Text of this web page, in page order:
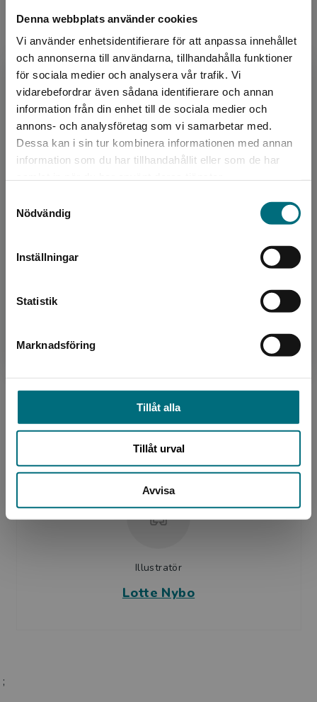
Denna webbplats använder cookies
Vi använder enhetsidentifierare för att anpassa innehållet
och annonserna till användarna, tillhandahålla funktioner
för sociala medier och analysera vår trafik. Vi
vidarebefordrar även sådana identifierare och annan
information från din enhet till de sociala medier och
annons- och analysföretag som vi samarbetar med.
Dessa kan i sin tur kombinera informationen med annan
information som du har tillhandahållit eller som de har
Nödvändig
Inställningar
Statistik
Marknadsföring
Tillåt alla
Tillåt urval
Avvisa
Begränsad fraktregion
Det verkar som att du besöker
nyponochviljaforlag.se via en enhet utanför
Sverige. För att kunna slutföra ett köp måste
ISBN:
9789179870812
Utgivningsår:
2021
Artikelnummer:
43673-01
Upplaga:
Första
Sidantal:
40
Köp- och leveransvillkor
Birgitte Bregnedal Den danska författaren
Birgitte Bregnedal debuterade år 2013, med
en novell som fick Danska Kulturministeriets
Illustratör
Lotte Nybo
;